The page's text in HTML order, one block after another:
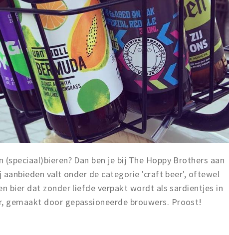
(speciaal)bieren? Dan ben je bij The Hoppy Brothers aan
valt onder de categorie 'craft beer', oftewel
bier dat zonder liefde verpakt wordt als sardientjes in
gemaakt door gepassioneerde brouwers. Proost!